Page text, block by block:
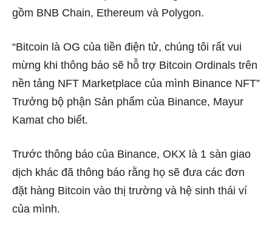
gồm BNB Chain, Ethereum và Polygon.
“Bitcoin là OG của tiền điện tử, chúng tôi rất vui
mừng khi thông báo sẽ hỗ trợ Bitcoin Ordinals trên
nền tảng NFT Marketplace của mình Binance NFT”
Trưởng bộ phận Sản phẩm của Binance, Mayur
Kamat cho biết.
Trước thông báo của Binance, OKX là 1 sàn giao
dịch khác đã thông báo rằng họ sẽ đưa các đơn
đặt hàng Bitcoin vào thị trường và hệ sinh thái ví
của mình.